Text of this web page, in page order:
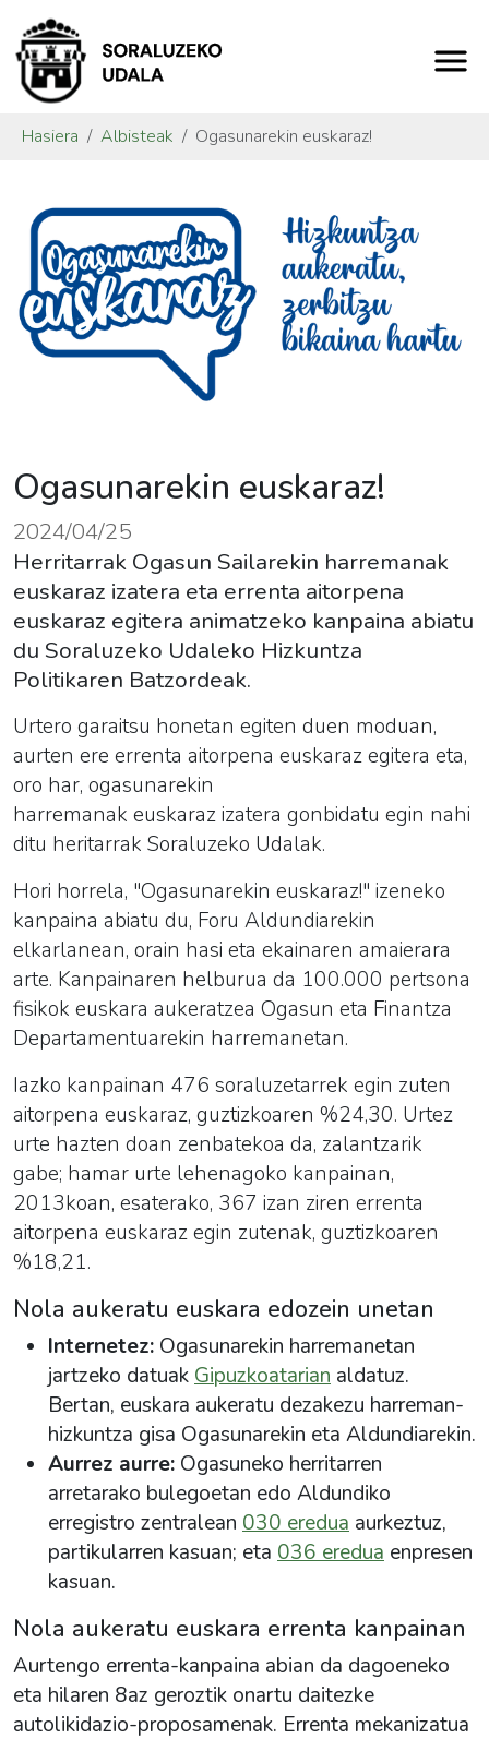
Hasiera Albisteak Ogasunarekin euskaraz!
Ogasunarekin euskaraz!
2024/04/25
Herritarrak Ogasun Sailarekin harremanak
euskaraz izatera eta errenta aitorpena
euskaraz egitera animatzeko kanpaina abiatu
du Soraluzeko Udaleko Hizkuntza
Politikaren Batzordeak.
Urtero garaitsu honetan egiten duen moduan,
aurten ere errenta aitorpena euskaraz egitera eta,
oro har, ogasunarekin
harremanak euskarazizatera gonbidatu egin nahi
ditu heritarrak Soraluzeko Udalak.
Hori horrela, "Ogasunarekin euskaraz!" izeneko
kanpaina abiatu du, Foru Aldundiarekin
elkarlanean, orain hasi eta ekainaren amaierara
arte. Kanpainaren helburua da 100.000 pertsona
fisikok euskara aukeratzea Ogasun eta Finantza
Departamentuarekin harremanetan.
Iazko kanpainan 476 soraluzetarrek egin zuten
aitorpena euskaraz, guztizkoaren %24,30. Urtez
urte hazten doan zenbatekoa da, zalantzarik
gabe; hamar urte lehenagoko kanpainan,
2013koan, esaterako, 367 izan ziren errenta
aitorpena euskaraz egin zutenak, guztizkoaren
%18,21.
Nola aukeratu euskara edozein unetan
Internetez: Ogasunarekin harremanetan
jartzeko datuak Gipuzkoatarian aldatuz.
Bertan, euskara aukeratu dezakezu harreman-
hizkuntza gisa Ogasunarekin eta Aldundiarekin.
Aurrez aurre: Ogasuneko herritarren
arretarako bulegoetan edo Aldundiko
erregistro zentralean 030 eredua aurkeztuz,
partikularren kasuan; eta 036 eredua enpresen
kasuan.
Nola aukeratu euskara errenta kanpainan
Aurtengo errenta-kanpaina abian da dagoeneko
eta hilaren 8az geroztik onartu daitezke
autolikidazio-proposamenak. Errenta mekanizatua